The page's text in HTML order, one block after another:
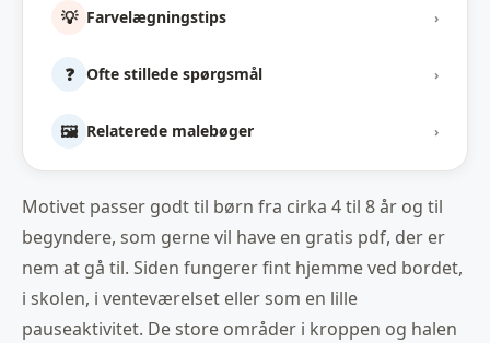
💡 Farvelægningstips ›
❓ Ofte stillede spørgsmål ›
🖼️ Relaterede malebøger ›
Motivet passer godt til børn fra cirka 4 til 8 år og til
begyndere, som gerne vil have en gratis pdf, der er
nem at gå til. Siden fungerer fint hjemme ved bordet,
i skolen, i venteværelset eller som en lille
pauseaktivitet. De store områder i kroppen og halen